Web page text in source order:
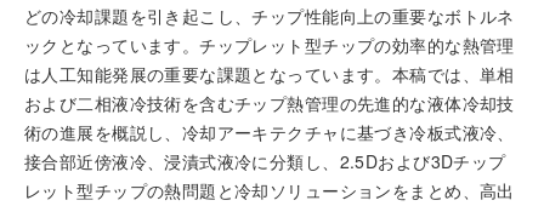
どの冷却課題を引き起こし、チップ性能向上の重要なボトルネ
ックとなっています。チップレット型チップの効率的な熱管理
は人工知能発展の重要な課題となっています。本稿では、単相
および二相液冷技術を含むチップ熱管理の先進的な液体冷却技
術の進展を概説し、冷却アーキテクチャに基づき冷板式液冷、
接合部近傍液冷、浸漬式液冷に分類し、2.5Dおよび3Dチップ
レット型チップの熱問題と冷却ソリューションをまとめ、高出